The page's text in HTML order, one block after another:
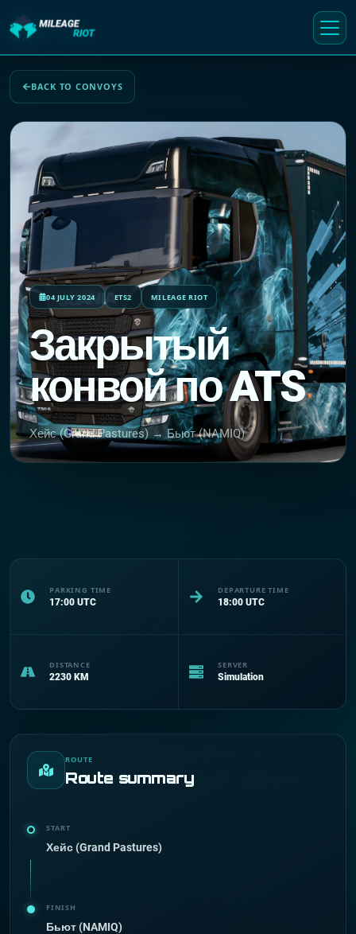
BACK TO CONVOYS
04 JULY 2024 ETS2 MILEAGE RIOT
Закрытый
конвой по ATS
Хейс (Grand Pastures) → Бьют (NAMIQ)
PARKING TIME
17:00 UTC
DEPARTURE TIME
18:00 UTC
DISTANCE
2230 KM
SERVER
Simulation
ROUTE
Route summary
START
Хейс (Grand Pastures)
FINISH
Бьют (NAMIQ)